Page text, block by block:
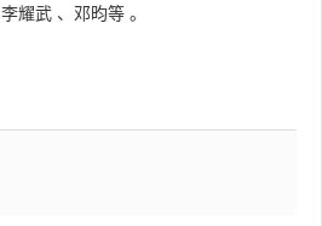
李耀武 、 邓昀等 。